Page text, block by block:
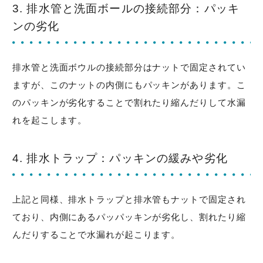
3. 排水管と洗面ボールの接続部分：パッキ
ンの劣化
排水管と洗面ボウルの接続部分はナットで固定されてい
ますが、このナットの内側にもパッキンがあります。こ
のパッキンが劣化することで割れたり縮んだりして水漏
れを起こします。
4. 排水トラップ：パッキンの緩みや劣化
上記と同様、排水トラップと排水管もナットで固定され
ており、内側にあるパッパッキンが劣化し、割れたり縮
んだりすることで水漏れが起こります。